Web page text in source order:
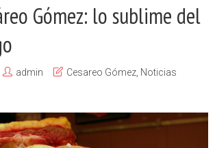
Gómez: lo sublime del
admin Cesareo Gómez Noticias